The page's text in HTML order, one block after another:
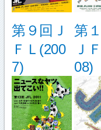
第９回Ｊ
ＦＬ(200
7)
第
Ｊ
08)